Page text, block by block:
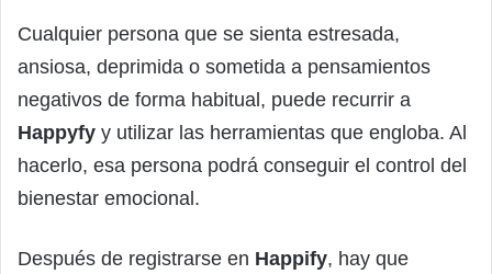
Cualquier persona que se sienta estresada,
ansiosa, deprimida o sometida a pensamientos
negativos de forma habitual, puede recurrir a
Happyfy y utilizar las herramientas que engloba. Al
hacerlo, esa persona podrá conseguir el control del
bienestar emocional.
Después de registrarse en Happify, hay que